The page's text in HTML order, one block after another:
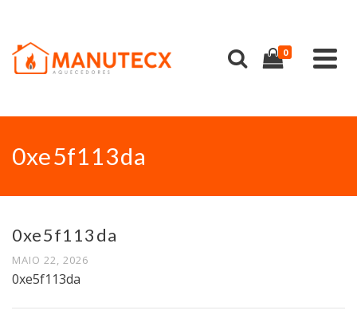
0
0xe5f113da
0xe5f113da
MAIO 22, 2026
0xe5f113da